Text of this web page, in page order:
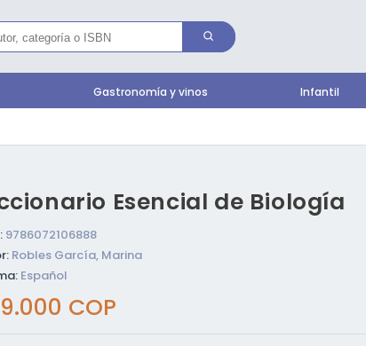
Gastronomía y vinos Infantil
Esencial de Biología
9786072106888
Robles García, Marina
Español
COP